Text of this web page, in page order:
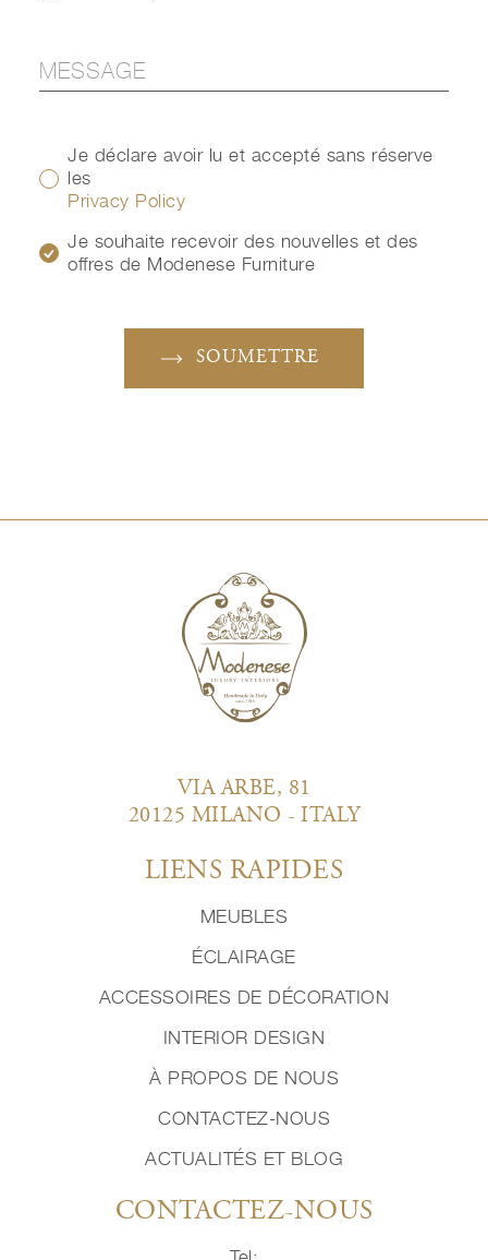
Je déclare avoir lu et accepté sans réserve
les
Privacy Policy
Je souhaite recevoir des nouvelles et des
offres de Modenese Furniture
SOUMETTRE
VIA ARBE, 81
20125 MILANO - ITALY
LIENS RAPIDES
MEUBLES
ÉCLAIRAGE
ACCESSOIRES DE DÉCORATION
INTERIOR DESIGN
À PROPOS DE NOUS
CONTACTEZ-NOUS
ACTUALITÉS ET BLOG
CONTACTEZ-NOUS